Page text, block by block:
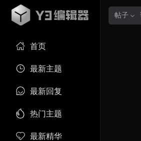
首页
最新主题
最新回复
热门主题
最新精华
帖子